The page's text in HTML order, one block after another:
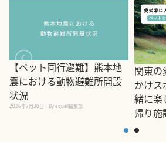
【ペット同行避難】熊本地
震における動物避難所開設
状況
2026年7月30日 By equall編集部
関東の
かけス
緒に楽
帰り施